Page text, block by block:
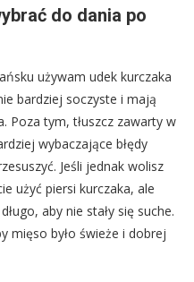
do dania po
używam udek kurczaka
bardziej soczyste i mają
Poza tym, tłuszcz zawarty w
wybaczające błędy
Jeśli jednak wolisz
użyć piersi kurczaka, ale
aby nie stały się suche.
mięso było świeże i dobrej